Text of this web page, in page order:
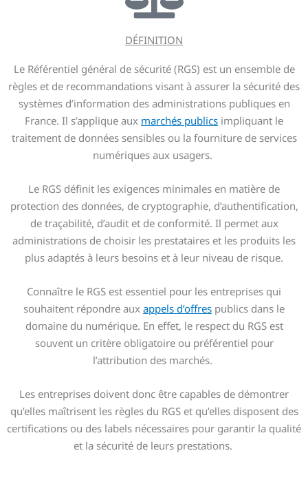
DÉFINITION
Le Référentiel général de sécurité (RGS) est un ensemble de
règles et de recommandations visant à assurer la sécurité des
systèmes d’information des administrations publiques en
France. Il s’applique aux marchés publics impliquant le
traitement de données sensibles ou la fourniture de services
numériques aux usagers.
Le RGS définit les exigences minimales en matière de
protection des données, de cryptographie, d’authentification,
de traçabilité, d’audit et de conformité. Il permet aux
administrations de choisir les prestataires et les produits les
plus adaptés à leurs besoins et à leur niveau de risque.
Connaître le RGS est essentiel pour les entreprises qui
souhaitent répondre aux appels d’offres publics dans le
domaine du numérique. En effet, le respect du RGS est
souvent un critère obligatoire ou préférentiel pour
l’attribution des marchés.
Les entreprises doivent donc être capables de démontrer
qu’elles maîtrisent les règles du RGS et qu’elles disposent des
certifications ou des labels nécessaires pour garantir la qualité
et la sécurité de leurs prestations.